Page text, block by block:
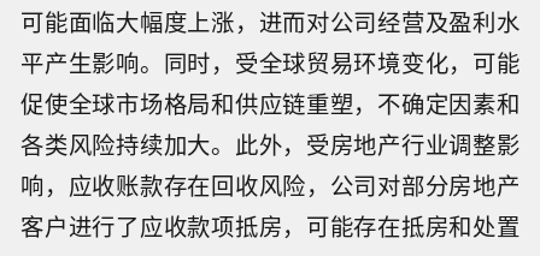
可能面临大幅度上涨，进而对公司经营及盈利水
平产生影响。同时，受全球贸易环境变化，可能
促使全球市场格局和供应链重塑，不确定因素和
各类风险持续加大。此外，受房地产行业调整影
响，应收账款存在回收风险，公司对部分房地产
客户进行了应收款项抵房，可能存在抵房和处置